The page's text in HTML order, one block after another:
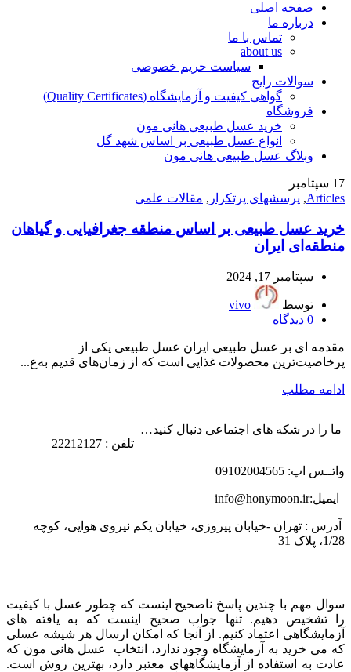
صفحه اصلی
درباره ما
تماس با ما
about us
سیاست حریم خصوصی
سوالات رایج
گواهی کیفیت و آزمایشگاه (Quality Certificates)
فروشگاه
خرید عسل طبیعی هانی مون
انواع عسل طبیعی بر اساس شهد گل
وبلاگ عسل طبیعی هانی مون
17 سپتامبر
Articles
, پرسشهای پرتکرار , مقالات علمی
خرید عسل طبیعی بر اساس منطقه جغرافیایی و گیاهان
منطقه‌ای ایران
سپتامبر 17, 2024
توسط
vivo
0 دیدگاه
مقدمه ای بر عسل طبیعی ایران عسل طبیعی یکی از
پرخاصیت‌ترین محصولات غذایی است که از زمان‌های قدیم به‌ع...
ادامه مطلب
ما را در شکه های اجتماعی دنبال کنید…
تلفن : 22212127
واتــس اپ: 09102004565
ایمیل:info@honymoon.ir
آدرس : تهران -خیابان پیروزی، خیابان یکم نیروی هوایی، کوچه
1/28، پلاک 31
سوال مهم با چندین پاسخ ناصحیح اینست که چطور عسل با کیفیت
را تشخیص دهیم. تنها جواب صحیح اینست که به یافته های
آزمایشگاهی اعتماد کنیم. از آنجا که امکان ارسال هر شیشه عسلی
که می خرید به آزمایشگاه وجود ندارد، انتخاب عسل هانی مون که
عادت به استفاده از آزمایشگاههای معتبر دارد، بهترین روش است.